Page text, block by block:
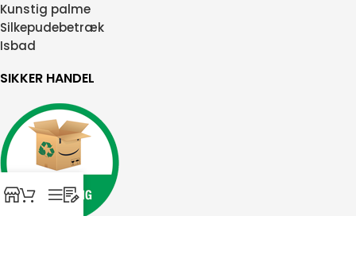
Kunstig palme
Silkepudebetræk
Isbad
SIKKER HANDEL